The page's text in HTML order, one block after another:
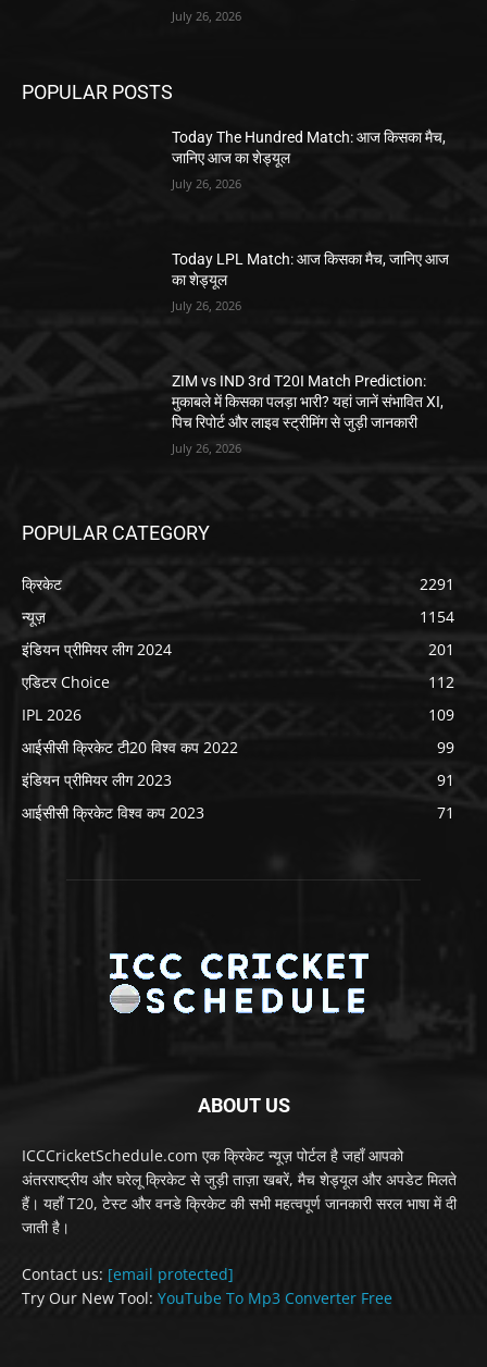
July 26, 2026
POPULAR POSTS
Today The Hundred Match: आज किसका मैच,
जानिए आज का शेड्यूल
July 26, 2026
Today LPL Match: आज किसका मैच, जानिए आज
का शेड्यूल
July 26, 2026
ZIM vs IND 3rd T20I Match Prediction:
मुकाबले में किसका पलड़ा भारी? यहां जानें संभावित XI,
पिच रिपोर्ट और लाइव स्ट्रीमिंग से जुड़ी जानकारी
July 26, 2026
POPULAR CATEGORY
क्रिकेट
2291
न्यूज़
1154
इंडियन प्रीमियर लीग 2024
201
एडिटर Choice
112
IPL 2026
109
आईसीसी क्रिकेट टी20 विश्व कप 2022
99
इंडियन प्रीमियर लीग 2023
91
आईसीसी क्रिकेट विश्व कप 2023
71
ABOUT US
ICCCricketSchedule.com एक क्रिकेट न्यूज़ पोर्टल है जहाँ आपको
अंतरराष्ट्रीय और घरेलू क्रिकेट से जुड़ी ताज़ा खबरें, मैच शेड्यूल और अपडेट मिलते
हैं। यहाँ T20, टेस्ट और वनडे क्रिकेट की सभी महत्वपूर्ण जानकारी सरल भाषा में दी
जाती है।
Contact us: [email protected]
Try Our New Tool: YouTube To Mp3 Converter Free